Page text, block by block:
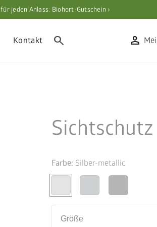
jeden Anlass: Biohort-Gutschein ›
Kontakt search person
Farbe: Silber-metallic
Größe